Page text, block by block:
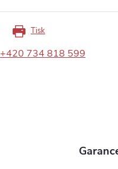
Tisk
+420 734 818 599